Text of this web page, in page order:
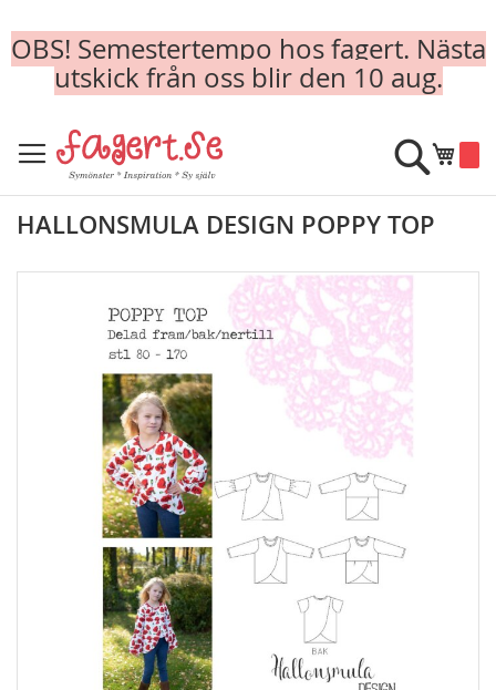
OBS! Semestertempo hos fagert. Nästa
utskick från oss blir den 10 aug.
to
Content
Min
Sök
HALLONSMULA DESIGN POPPY TOP